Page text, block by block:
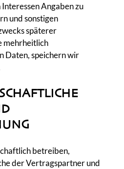
Angaben zu
und sonstigen
späterer
mehrheitlich
Daten, speichern wir
betreiben,
der Vertragspartner und